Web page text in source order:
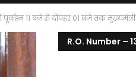
11 बजे से दोपहर 01 बजे तक
R.O. Number –